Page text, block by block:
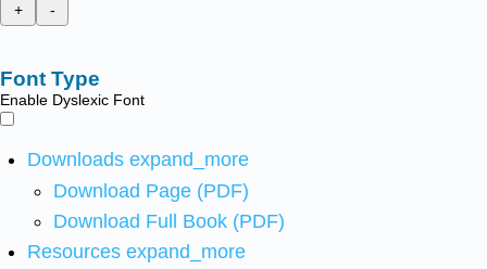
+
-
Font Type
Enable Dyslexic Font
Downloads expand_more
Download Page (PDF)
Download Full Book (PDF)
Resources expand_more